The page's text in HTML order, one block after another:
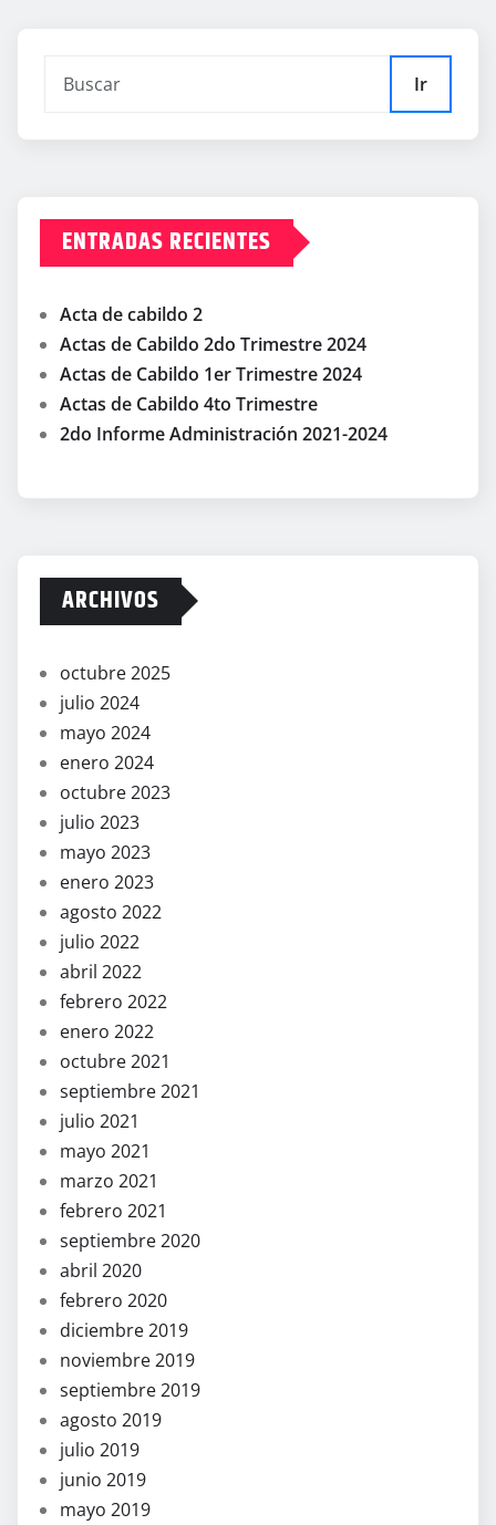
entradas
Ir
ENTRADAS RECIENTES
Acta de cabildo 2
Actas de Cabildo 2do Trimestre 2024
Actas de Cabildo 1er Trimestre 2024
Actas de Cabildo 4to Trimestre
2do Informe Administración 2021-2024
ARCHIVOS
octubre 2025
julio 2024
mayo 2024
enero 2024
octubre 2023
julio 2023
mayo 2023
enero 2023
agosto 2022
julio 2022
abril 2022
febrero 2022
enero 2022
octubre 2021
septiembre 2021
julio 2021
mayo 2021
marzo 2021
febrero 2021
septiembre 2020
abril 2020
febrero 2020
diciembre 2019
noviembre 2019
septiembre 2019
agosto 2019
julio 2019
junio 2019
mayo 2019